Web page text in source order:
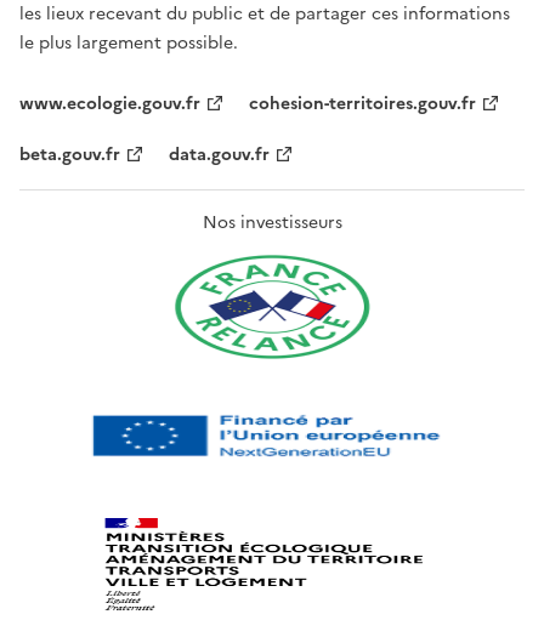
les lieux recevant du public et de partager ces informations
le plus largement possible.
www.ecologie.gouv.fr
cohesion-territoires.gouv.fr
beta.gouv.fr
data.gouv.fr
Nos investisseurs